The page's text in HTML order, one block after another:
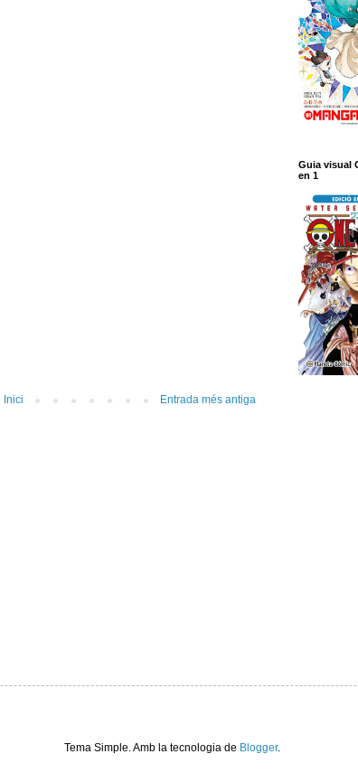
Entrada més antiga
Inici
Guia visual
en 1
Tema Simple. Amb la tecnologia de Blogger.